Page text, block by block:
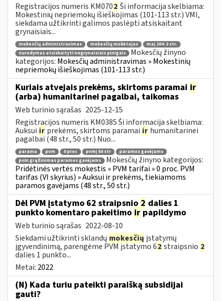
Registracijos numeris KM0702 Ši informacija skelbiama:
Mokestinių nepriemokų išieškojimas (101-113 str.) VMI,
siekdama užtikrinti galimos paslėpti atsiskaitant
grynaisiais...
mokesčių administravimas mokesčių mokėtojas
maį 104-2 str.
nurodymas atsiskaityti negrynaisiais pinigais
Mokesčių žinyno
kategorijos: Mokesčių administravimas » Mokestinių
nepriemokų išieškojimas (101-113 str.)
Kuriais atvejais prekėms, skirtoms paramai ir
(arba) humanitarinei pagalbai, taikomas
Web turinio sąrašas 2025-12-15
Registracijos numeris KM0385 Ši informacija skelbiama:
Auksui ir prekėms, skirtoms paramai ir humanitarinei
pagalbai (48 str., 50 str.) Nuo...
parama pvm 0 proc pvmį 50 str
paramos gavėjams
pvm grąžinimas paramos gavėjams
Mokesčių žinyno kategorijos:
Pridėtinės vertės mokestis » PVM tarifai » 0 proc. PVM
tarifas (VI skyrius) » Auksui ir prekėms, tiekiamoms
paramos gavėjams (48 str., 50 str.)
Dėl PVM įstatymo 62 straipsnio 2 dalies 1
punkto komentaro pakeitimo irpapildymo
Web turinio sąrašas 2022-08-10
Siekdami užtikrinti sklandų mokesčių įstatymų
įgyvendinimą, parengėme PVM įstatymo 62 straipsnio 2
dalies 1 punkto...
Metai: 2022
(N) Kada turiu pateikti paraišką subsidijai
gauti?